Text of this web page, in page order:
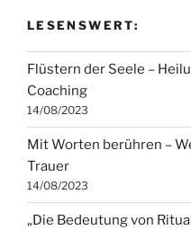
LESENSWERT:
Flüstern der Seele –
Coaching
14/08/2023
Mit Worten berühren –
Trauer
14/08/2023
„Die Bedeutung von